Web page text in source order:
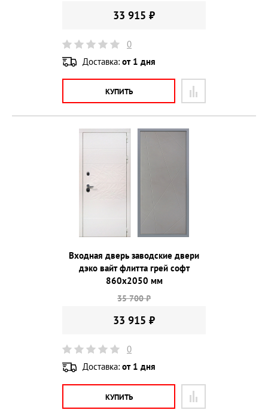
33 915 ₽
0
Доставка: от 1 дня
КУПИТЬ
Входная дверь заводские двери
дэко вайт флитта грей софт
860х2050 мм
35 700 ₽
33 915 ₽
0
Доставка: от 1 дня
КУПИТЬ